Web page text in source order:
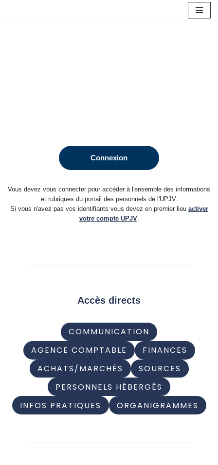
Connexion
Vous devez vous connecter pour accéder à l'ensemble des informations
et rubriques du portail des personnels de l'UPJV.
Si vous n'avez pas vos identifiants vous devez en premier lieu activer
votre compte UPJV.
Accès directs
COMMUNICATION
AGENCE COMPTABLE
FINANCES
ACHATS/MARCHÉS
SOURCES
PERSONNELS HÉBERGÉS
INFOS PRATIQUES
ORGANIGRAMMES